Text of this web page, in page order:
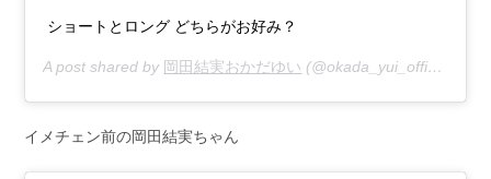
ショートとロング どちらがお好み？
A post shared by 岡田結実おかだゆい (@okada_yui_official) on
イメチェン前の岡田結実ちゃん